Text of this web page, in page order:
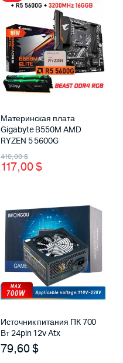
Материнская плата
Gigabyte B550M AMD
RYZEN 5 5600G
410,00$
Первоначальная
цена
410,00 $.
117,00$
Текущая
цена:
Источник питания ПК 700
Вт 24pin 12v Atx
79,60$